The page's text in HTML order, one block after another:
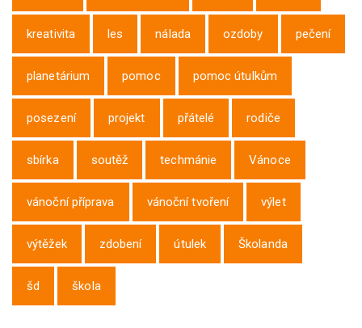
kreativita les nálada ozdoby pečení
planetárium pomoc pomoc útulkům
posezení projekt přátelé rodiče
sbírka soutěž techmánie Vánoce
vánoční příprava vánoční tvoření výlet
výtěžek zdobení útulek Školanda
šd škola